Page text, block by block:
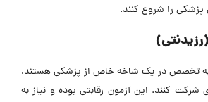
را شروع کنند.
به تخصص در یک شاخه خاص از پزشکی هستند،
شرکت کنند. این آزمون رقابتی بوده و نیاز به